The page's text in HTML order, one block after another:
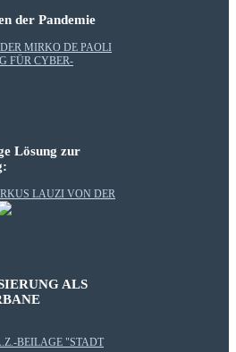
der Pandemie
MIRKO DE PAOLI
FÜR CYBER-
Lösung zur
LAUZI VON DER
ALS
BEILAGE "STADT